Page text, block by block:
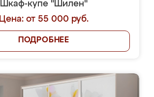
Шкаф-купе "Шилен"
Цена: от 55 000 руб.
ПОДРОБНЕЕ